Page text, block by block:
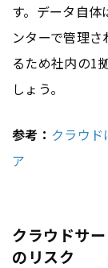
す。データ自
ンターで管理
るため社内の1
しょう。
参考： クラウ
ア
クラウドサ
のリスク